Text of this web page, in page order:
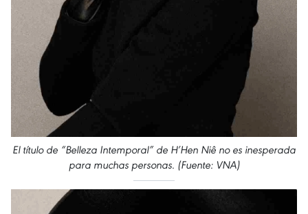
El título de “Belleza Intemporal” de H’Hen Niê no es inesperada
para muchas personas. (Fuente: VNA)